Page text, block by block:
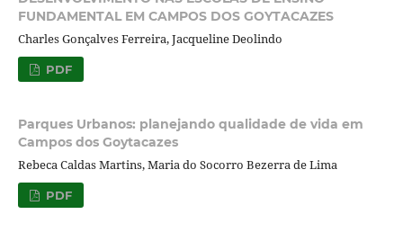
FUNDAMENTAL EM CAMPOS DOS GOYTACAZES
Charles Gonçalves Ferreira, Jacqueline Deolindo
PDF
Parques Urbanos: planejando qualidade de vida em
Campos dos Goytacazes
Rebeca Caldas Martins, Maria do Socorro Bezerra de Lima
PDF